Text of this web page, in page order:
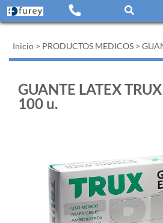
Inicio > PRODUCTOS MEDICOS >
GUANTE LATEX
100 u.